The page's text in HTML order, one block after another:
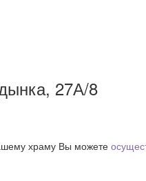
27А/8
храму Вы можете